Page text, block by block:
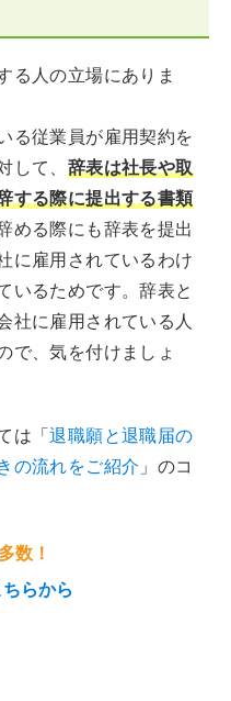
る人の立場にありま
る従業員が雇用契約を
して、 辞表は社長や取
する際に提出する書類
める際にも辞表を提出
に雇用されているわけ
いるためです。辞表と
社に雇用されている人
で、気を付けましょ
は「退職願と退職届の
の流れをご紹介 」のコ
数！
らから